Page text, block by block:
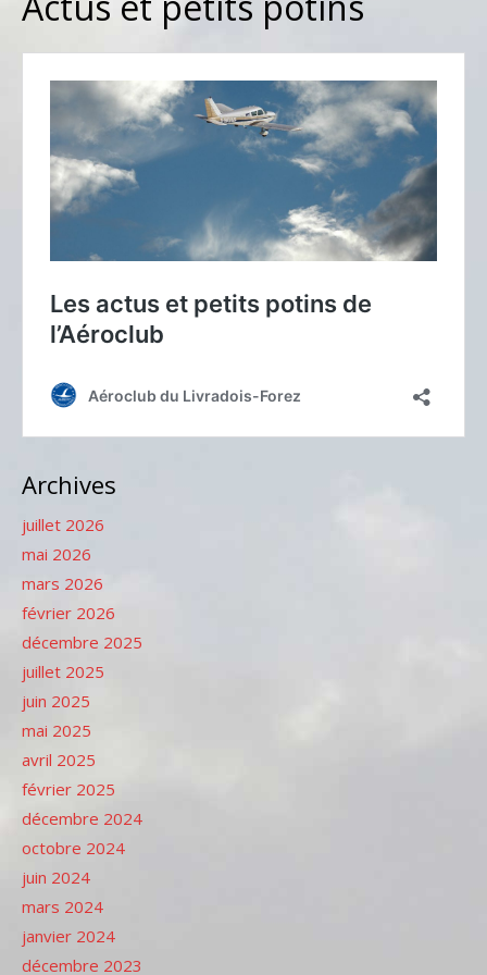
Archives
juillet 2026
mai 2026
mars 2026
février 2026
décembre 2025
juillet 2025
juin 2025
mai 2025
avril 2025
février 2025
décembre 2024
octobre 2024
juin 2024
mars 2024
janvier 2024
décembre 2023